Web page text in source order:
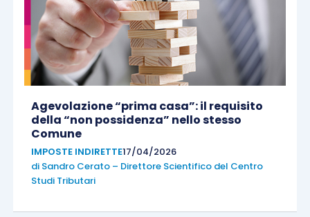
Agevolazione “prima casa”: il requisito
della “non possidenza” nello stesso
Comune
IMPOSTE INDIRETTE17/04/2026
di Sandro Cerato – Direttore Scientifico del Centro
Studi Tributari